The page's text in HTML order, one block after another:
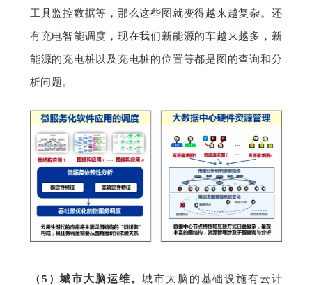
工具监控数据等，那么这些图就变得越来越复杂。还
有充电智能调度，现在我们新能源的车越来越多，新
能源的充电桩以及充电桩的位置等都是图的查询和分
析问题。
（5）城市大脑运维。城市大脑的基础设施有云计